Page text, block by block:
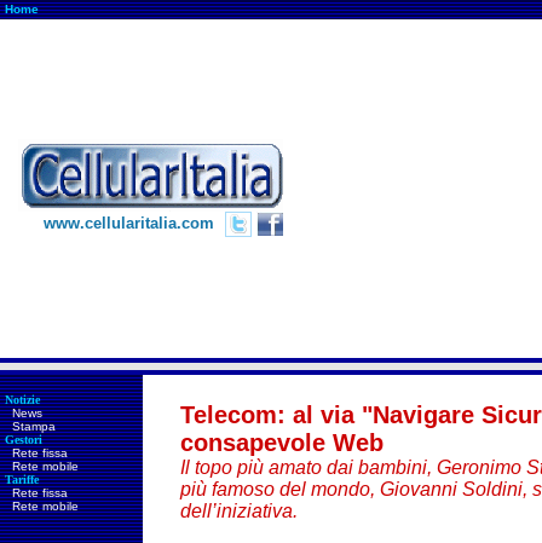
Home
www.cellularitalia.com
Notizie
News
Stampa
Gestori
Rete fissa
Rete mobile
Tariffe
Rete fissa
Rete mobile
Telecom: al via "Navigare
consapevole Web
Il topo più amato dai bambini, Geronimo
più famoso del mondo, Giovanni Soldini,
dell’iniziativa.